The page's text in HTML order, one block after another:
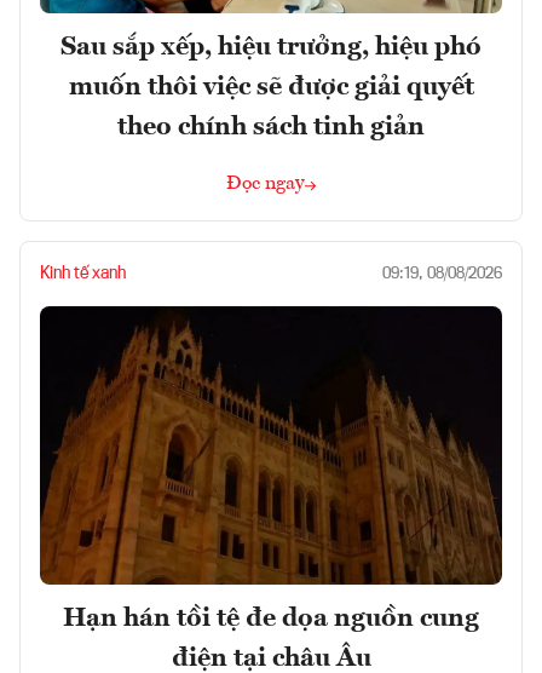
Sau sắp xếp, hiệu trưởng, hiệu phó
muốn thôi việc sẽ được giải quyết
theo chính sách tinh giản
Đọc ngay
Kinh tế xanh 09:19, 08/08/2026
Hạn hán tồi tệ đe dọa nguồn cung
điện tại châu Âu